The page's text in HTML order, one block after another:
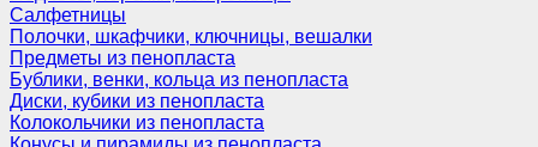
Салфетницы
Полочки, шкафчики, ключницы, вешалки
Предметы из пенопласта
Бублики, венки, кольца из пенопласта
Диски, кубики из пенопласта
Колокольчики из пенопласта